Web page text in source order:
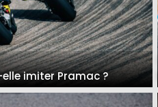
imiter Pramac ?